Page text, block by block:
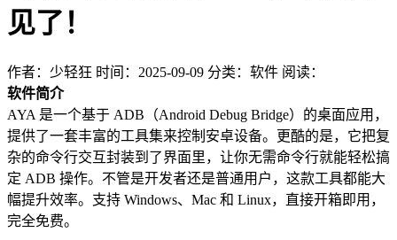
见了！
作者：少轻狂 时间：2025-09-09 分类：软件 阅读：
软件简介
AYA 是一个基于 ADB（Android Debug Bridge）的桌面应用，
提供了一套丰富的工具集来控制安卓设备。更酷的是，它把复
杂的命令行交互封装到了界面里，让你无需命令行就能轻松搞
定 ADB 操作。不管是开发者还是普通用户，这款工具都能大
幅提升效率。支持 Windows、Mac 和 Linux，直接开箱即用，
完全免费。